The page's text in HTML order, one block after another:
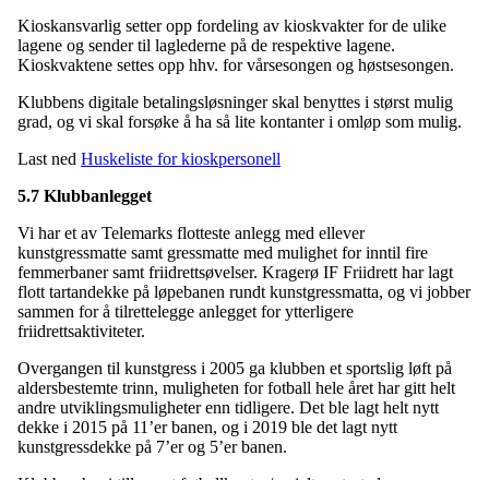
Kioskansvarlig setter opp fordeling av kioskvakter for de ulike
lagene og sender til laglederne på de respektive lagene.
Kioskvaktene settes opp hhv. for vårsesongen og høstsesongen.
Klubbens digitale betalingsløsninger skal benyttes i størst mulig
grad, og vi skal forsøke å ha så lite kontanter i omløp som mulig.
Last ned Huskeliste for kioskpersonell
5.7 Klubbanlegget
Vi har et av Telemarks flotteste anlegg med ellever
kunstgressmatte samt gressmatte med mulighet for inntil fire
femmerbaner samt friidrettsøvelser. Kragerø IF Friidrett har lagt
flott tartandekke på løpebanen rundt kunstgressmatta, og vi jobber
sammen for å tilrettelegge anlegget for ytterligere
friidrettsaktiviteter.
Overgangen til kunstgress i 2005 ga klubben et sportslig løft på
aldersbestemte trinn, muligheten for fotball hele året har gitt helt
andre utviklingsmuligheter enn tidligere. Det ble lagt helt nytt
dekke i 2015 på 11’er banen, og i 2019 ble det lagt nytt
kunstgressdekke på 7’er og 5’er banen.